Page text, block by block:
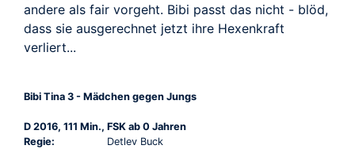
andere als fair vorgeht. Bibi passt das nicht - blöd,
dass sie ausgerechnet jetzt ihre Hexenkraft
verliert...
Bibi Tina 3 - Mädchen gegen Jungs
D 2016, 111 Min., FSK ab 0 Jahren
Regie:
Detlev Buck